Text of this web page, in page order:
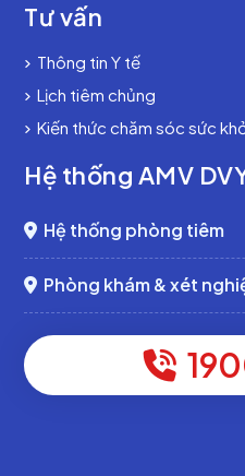
Tư vấn
Thông tin Y tế
Lịch tiêm chủng
Kiến thức chăm sóc sức
Hệ thống AMV
Hệ thống phòng tiêm
Phòng khám & xét